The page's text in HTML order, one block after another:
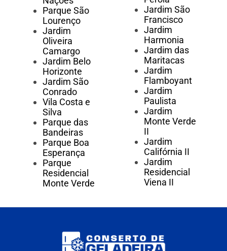
Parque São
Lourenço
Jardim
Oliveira
Camargo
Jardim Belo
Horizonte
Jardim São
Conrado
Vila Costa e
Silva
Parque das
Bandeiras
Parque Boa
Esperança
Parque
Residencial
Monte Verde
Jardim São
Francisco
Jardim
Harmonia
Jardim das
Maritacas
Jardim
Flamboyant
Jardim
Paulista
Jardim
Monte Verde
II
Jardim
Califórnia II
Jardim
Residencial
Viena II